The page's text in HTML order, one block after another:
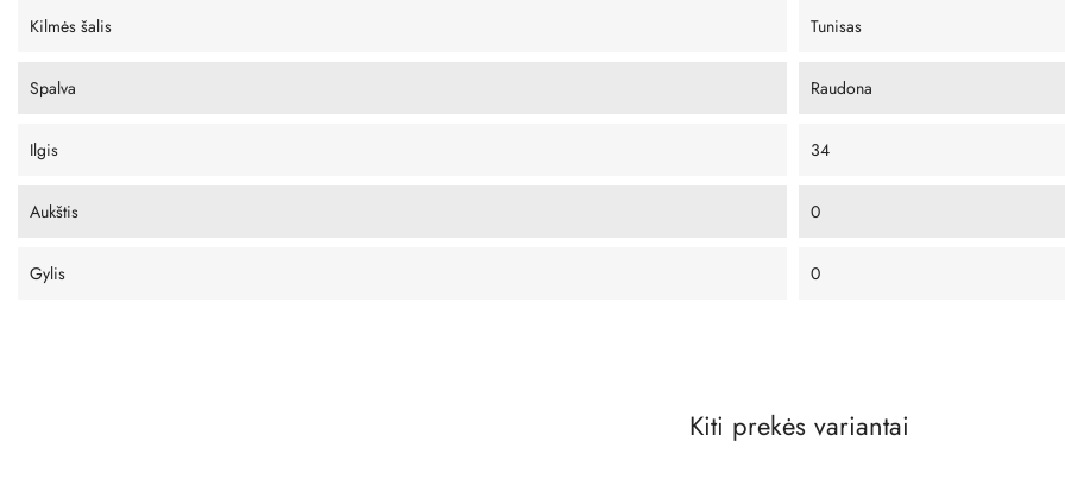
Kilmės šalis Tunisas
Spalva Raudona
Ilgis 34
Aukštis 0
Gylis 0
Kiti prekės variantai